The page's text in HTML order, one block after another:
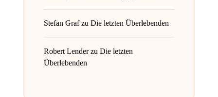
Stefan Grafzu Die letzten Überlebenden
Robert Lenderzu Die letzten
Überlebenden